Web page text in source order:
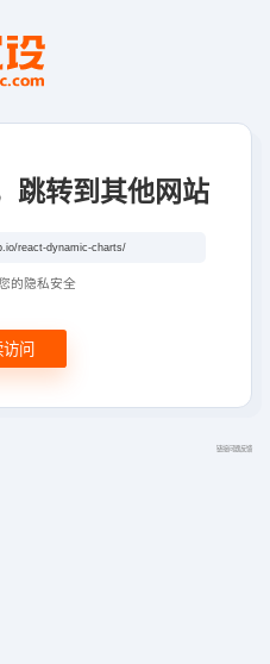
跳转到其他网站
的隐私安全
问
链接问题反馈